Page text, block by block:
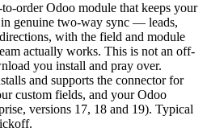
order Odoo module that keeps your
genuine two-way sync — leads,
with the field and module
actually works. This is not an off-
you install and pray over.
and supports the connector for
custom fields, and your Odoo
versions 17, 18 and 19). Typical